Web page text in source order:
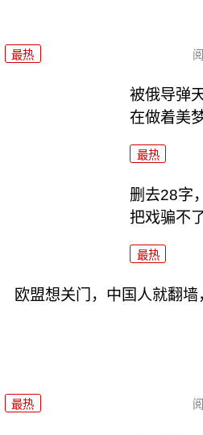
最热
被俄导弹
在做着美梦
最热
删去28字
把戏骗不
最热
欧盟想关门，中国人就翻
最热